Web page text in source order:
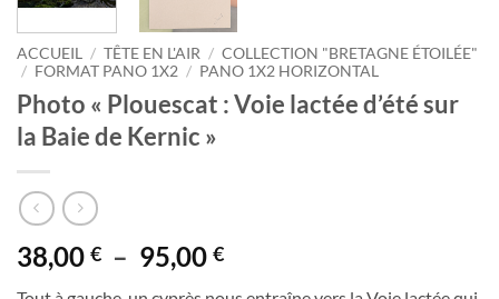
ACCUEIL / TÊTE EN L'AIR / COLLECTION "BRETAGNE ÉTOILÉE"
/ FORMAT PANO 1X2 / PANO 1X2 HORIZONTAL
Photo « Plouescat : Voie lactée d’été sur
la Baie de Kernic »
38,00 € – 95,00 €Plage